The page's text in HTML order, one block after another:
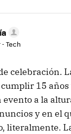
Tech
celebración.
15 años
a la
y en el
literalmente.